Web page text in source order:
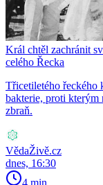
Král chtěl zachránit
celého Řecka
Třicetiletého řeckého
bakterie, proti kterým
zbraň.
VědaŽivě.cz
dnes, 16:30